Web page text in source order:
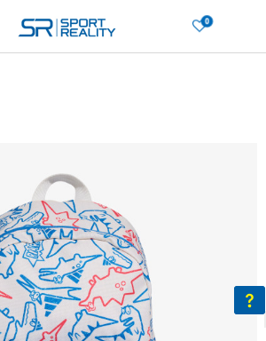
0
Ценовник
ДОЗНАЈ ПОВЕЌЕ